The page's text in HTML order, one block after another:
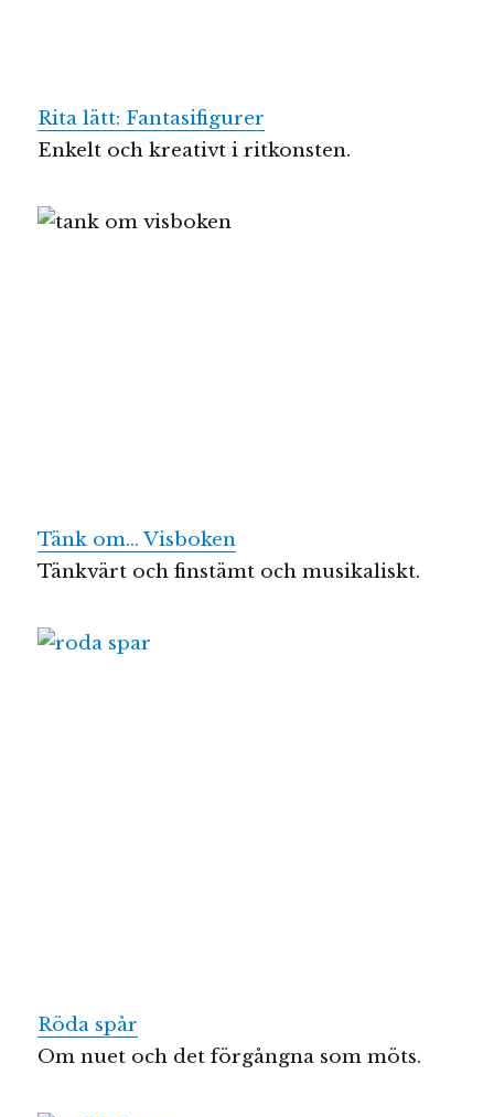
Rita lätt: Fantasifigurer
Enkelt och kreativt i ritkonsten.
Tänk om… Visboken
Tänkvärt och finstämt och musikaliskt.
Röda spår
Om nuet och det förgångna som möts.